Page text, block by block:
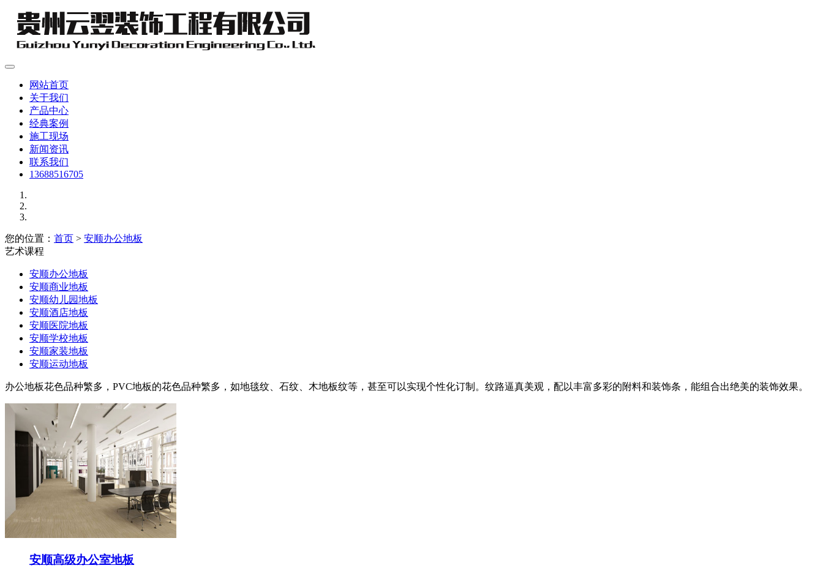
网站首页
关于我们
产品中心
经典案例
施工现场
新闻资讯
联系我们
13688516705
您的位置： 首页 > 安顺办公地板
艺术课程
安顺办公地板
安顺商业地板
安顺幼儿园地板
安顺酒店地板
安顺医院地板
安顺学校地板
安顺家装地板
安顺运动地板
办公地板花色品种繁多，PVC地板的花色品种繁多，如地毯纹、石纹、木地板纹等，甚至可以实现个性化订制。纹路逼真美观，配以丰富多彩的附料和装饰条，能组合出绝美的装饰效果。
安顺高级办公室地板